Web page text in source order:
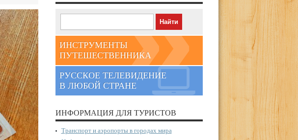
ИНСТРУМЕНТЫ
ПУТЕШЕСТВЕННИКА
РУССКОЕ ТЕЛЕВИДЕНИЕ
В ЛЮБОЙ СТРАНЕ
ИНФОРМАЦИЯ ДЛЯ ТУРИСТОВ
Транспорт и аэропорты в городах мира